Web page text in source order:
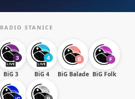
RADIO STANICE
BiG 3 BiG 4 BiG Balade BiG Folk